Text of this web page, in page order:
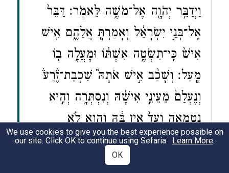
וַיְדַבֵּ֥ר יְהֹוָ֖ה אֶל־מֹשֶׁ֥ה לֵּאמֹֽר׃ דַּבֵּר֙
אֶל־בְּנֵ֣י יִשְׂרָאֵ֔ל וְאָמַרְתָּ֖ אֲלֵהֶ֑ם אִ֥ישׁ
אִישׁ֙ כִּֽי־תִשְׂטֶ֣ה אִשְׁתּ֔וֹ וּמָעֲלָ֥ה ב֖וֹ
מָֽעַל׃ וְשָׁכַ֨ב אִ֣ישׁ אֹתָהּ֮ שִׁכְבַת־זֶ֒רַע֒
וְנֶעְלַם֙ מֵעֵינֵ֣י אִישָׁ֔הּ וְנִסְתְּרָ֖ה וְהִ֣יא
נִטְמָ֑אָה וְעֵד֙ אֵ֣ין בָּ֔הּ וְהִ֖וא לֹ֥א
נִתְפָּֽשָׂה׃ וְעָבַ֨ר עָלָ֧יו רֽוּחַ־קִנְאָ֛ה וְקִנֵּ֥א
אֶת־אִשְׁתּ֖וֹ וְהִ֣וא נִטְמָ֑אָה אוֹ־עָבַ֨ר עָלָ֤יו
We use cookies to give you the best experience possible on
our site. Click OK to continue using Sefaria. Learn More.
OK